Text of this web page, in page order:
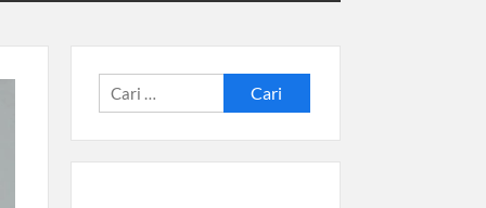
Cari
untuk: